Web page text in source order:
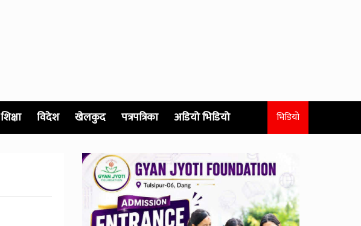
शिक्षा विदेश खेलकुद पत्रपत्रिका अडियो भिडियो भिडियो